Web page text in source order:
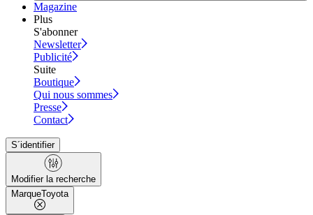
Magazine
Plus
S'abonner
Newsletter
Publicité
Suite
Boutique
Qui nous sommes
Presse
Contact
S´identifier
Modifier la recherche
MarqueToyota